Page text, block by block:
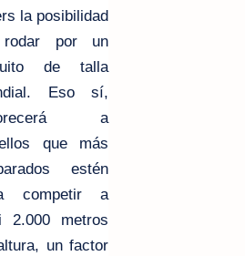
la posibilidad
por un
de talla
Eso sí,
a
que más
estén
competir a
2.000 metros
un factor